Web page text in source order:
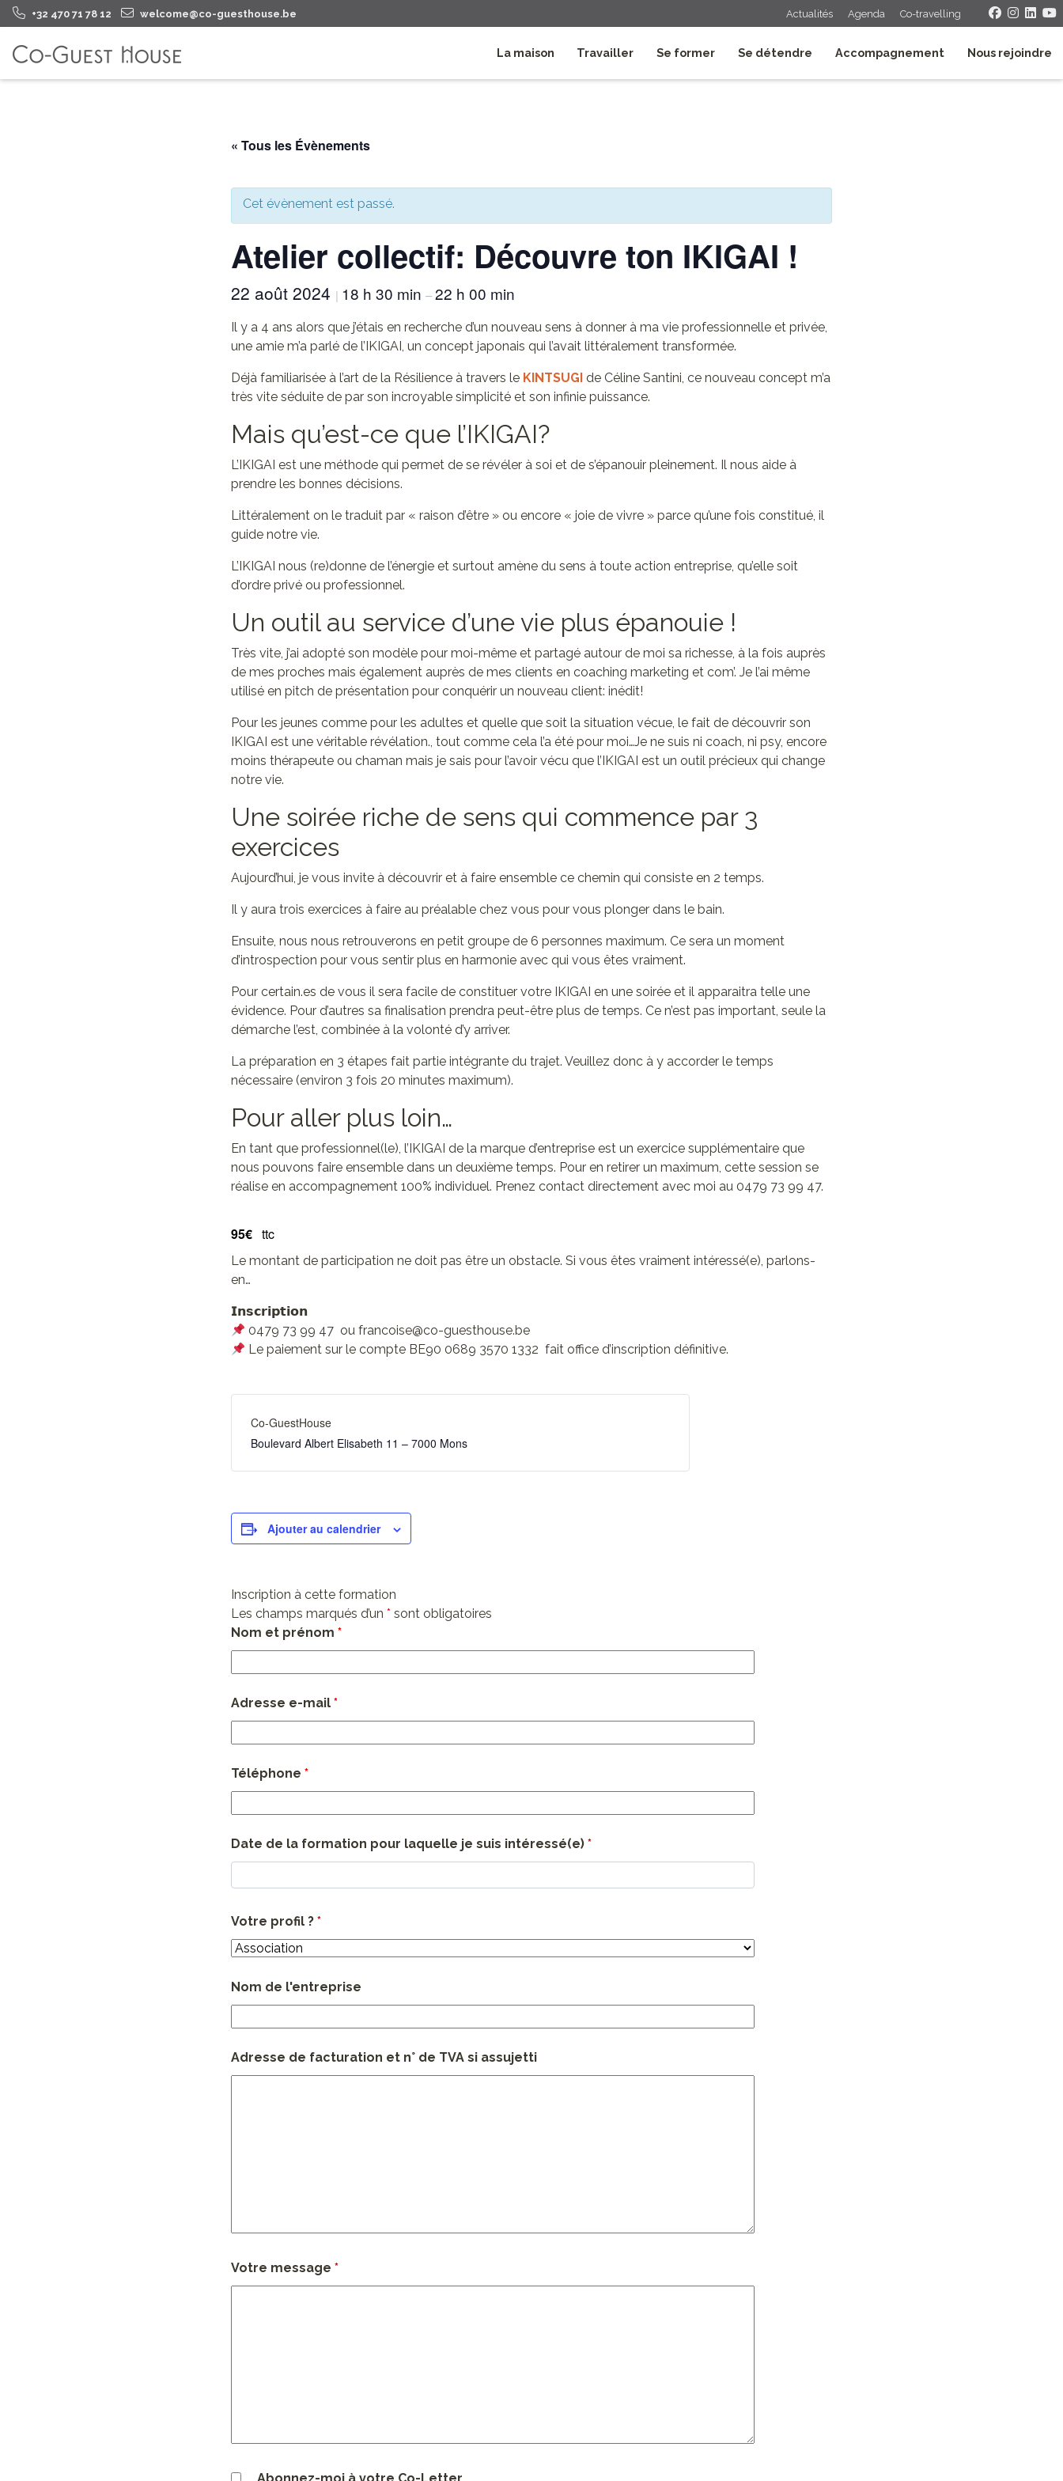
+32 470 71 78 12 welcome@co-guesthouse.be Actualités Agenda Co-travelling
La maison Travailler Se former Se détendre Accompagnement Nous rejoindre
« Tous les Évènements
Cet évènement est passé.
Atelier collectif: Découvre ton IKIGAI !
22 août 2024 | 18 h 30 min –22 h 00 min
Il y a 4 ans alors que j’étais en recherche d’un nouveau sens à donner à ma vie professionnelle et privée,
une amie m’a parlé de l’IKIGAI, un concept japonais qui l’avait littéralement transformée.
Déjà familiarisée à l’art de la Résilience à travers le KINTSUGI de Céline Santini, ce nouveau concept m’a
très vite séduite de par son incroyable simplicité et son infinie puissance.
Mais qu’est-ce que l’IKIGAI?
L’IKIGAI est une méthode qui permet de se révéler à soi et de s’épanouir pleinement. Il nous aide à
prendre les bonnes décisions.
Littéralement on le traduit par « raison d’être » ou encore « joie de vivre » parce qu’une fois constitué, il
guide notre vie.
L’IKIGAI nous (re)donne de l’énergie et surtout amène du sens à toute action entreprise, qu’elle soit
d’ordre privé ou professionnel.
Un outil au service d’une vie plus épanouie !
Très vite, j’ai adopté son modèle pour moi-même et partagé autour de moi sa richesse, à la fois auprès
de mes proches mais également auprès de mes clients en coaching marketing et com’. Je l’ai même
utilisé en pitch de présentation pour conquérir un nouveau client: inédit!
Pour les jeunes comme pour les adultes et quelle que soit la situation vécue, le fait de découvrir son
IKIGAI est une véritable révélation., tout comme cela l’a été pour moi…Je ne suis ni coach, ni psy, encore
moins thérapeute ou chaman mais je sais pour l’avoir vécu que l’IKIGAI est un outil précieux qui change
notre vie.
Une soirée riche de sens qui commence par 3
exercices
Aujourd’hui, je vous invite à découvrir et à faire ensemble ce chemin qui consiste en 2 temps.
Il y aura trois exercices à faire au préalable chez vous pour vous plonger dans le bain.
Ensuite, nous nous retrouverons en petit groupe de 6 personnes maximum. Ce sera un moment
d’introspection pour vous sentir plus en harmonie avec qui vous êtes vraiment.
Pour certain.es de vous il sera facile de constituer votre IKIGAI en une soirée et il apparaitra telle une
évidence. Pour d’autres sa finalisation prendra peut-être plus de temps. Ce n’est pas important, seule la
démarche l’est, combinée à la volonté d’y arriver.
La préparation en 3 étapes fait partie intégrante du trajet. Veuillez donc à y accorder le temps
nécessaire (environ 3 fois 20 minutes maximum).
Pour aller plus loin…
En tant que professionnel(le), l’IKIGAI de la marque d’entreprise est un exercice supplémentaire que
nous pouvons faire ensemble dans un deuxième temps. Pour en retirer un maximum, cette session se
réalise en accompagnement 100% individuel. Prenez contact directement avec moi au 0479 73 99 47.
95€ ttc
Le montant de participation ne doit pas être un obstacle. Si vous êtes vraiment intéressé(e), parlons-
en…
𝗜𝗻𝘀𝗰𝗿𝗶𝗽𝘁𝗶𝗼𝗻
0479 73 99 47 ou francoise@co-guesthouse.be
Le paiement sur le compte BE90 0689 3570 1332 fait office d’inscription définitive.
Co-GuestHouse
Boulevard Albert Elisabeth 11 – 7000 Mons
Ajouter au calendrier
Inscription à cette formation
Les champs marqués d’un * sont obligatoires
Nom et prénom *
Adresse e-mail *
Téléphone *
Date de la formation pour laquelle je suis intéressé(e) *
Votre profil ? *
Nom de l'entreprise
Adresse de facturation et n° de TVA si assujetti
Votre message *